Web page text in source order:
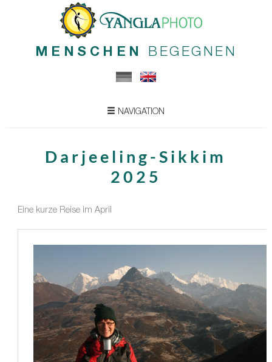
MENSCHEN BEGEGNEN
NAVIGATION
Darjeeling-Sikkim
2025
Eine kurze Reise im April